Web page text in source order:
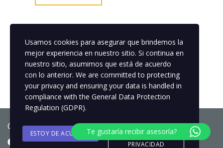
Copyright © 2025 Globos.Col
Usamos cookies para asegurar que brindemos la
mejor experiencia en nuestro sitio. Si continua en
nuestro sitio, asumimos que está de acuerdo
con lo anterior. We are committed to protecting
your privacy and ensuring your data is handled in
compliance with the General Data Protection
Regulation (GDPR).
ESTOY DE ACUERDO
POLITICA DE
PRIVACIDAD
Te gustaría recibir asesoría?